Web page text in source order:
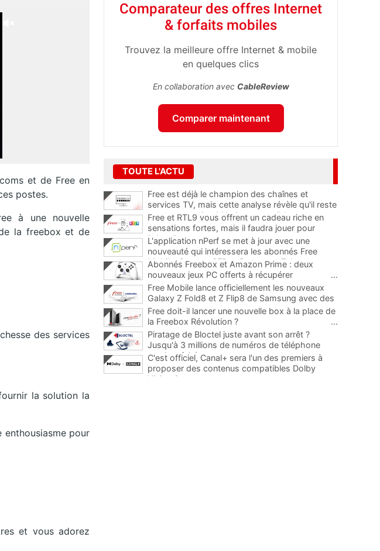
et de Free en
postes.
à une nouvelle
la freebox et de
des services
la solution la
pour
et vous adorez
Comparateur des offres Internet
& forfaits mobiles
Trouvez la meilleure offre Internet & mobile
en quelques clics
En collaboration avec CableReview
Comparer maintenant
TOUTE L'ACTU
Free est déjà le champion des chaînes et
services TV, mais cette analyse révèle qu'il reste
encore au moins 141 ajouts possibles
Free et RTL9 vous offrent un cadeau riche en
sensations fortes, mais il faudra jouer pour
l'obtenir
L'application nPerf se met à jour avec une
nouveauté qui intéressera les abonnés Free
Mobile, Orange, SFR et Bouygues Telecom
Abonnés Freebox et Amazon Prime : deux
nouveaux jeux PC offerts à récupérer
...
Free Mobile lance officiellement les nouveaux
Galaxy Z Fold8 et Z Flip8 de Samsung avec des
promos et des cadeaux
...
Free doit-il lancer une nouvelle box à la place de
la Freebox Révolution ?
...
Piratage de Bloctel juste avant son arrêt ?
Jusqu'à 3 millions de numéros de téléphone
auraient fuité
C'est officiel, Canal+ sera l'un des premiers à
proposer des contenus compatibles Dolby
Vision 2